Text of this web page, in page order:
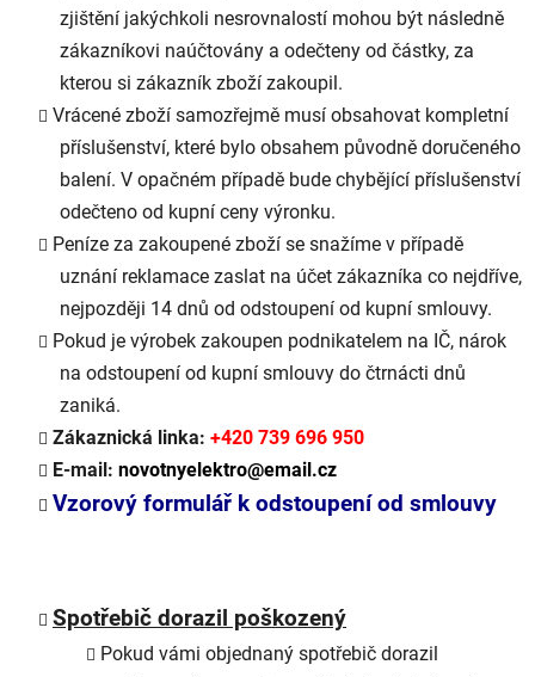
zjištění jakýchkoli nesrovnalostí mohou být následně
zákazníkovi naúčtovány a odečteny od částky, za
kterou si zákazník zboží zakoupil.
Vrácené zboží samozřejmě musí obsahovat kompletní
příslušenství, které bylo obsahem původně doručeného
balení. V opačném případě bude chybějící příslušenství
odečteno od kupní ceny výronku.
Peníze za zakoupené zboží se snažíme v případě
uznání reklamace zaslat na účet zákazníka co nejdříve,
nejpozději 14 dnů od odstoupení od kupní smlouvy.
Pokud je výrobek zakoupen podnikatelem na IČ, nárok
na odstoupení od kupní smlouvy do čtrnácti dnů
zaniká.
Zákaznická linka: +420 739 696 950
E-mail: novotnyelektro@email.cz
Vzorový formulář k odstoupení od smlouvy
Spotřebič dorazil poškozený
Pokud vámi objednaný spotřebič dorazil